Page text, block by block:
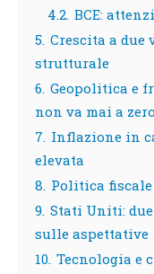
4.2. BCE:
5. Crescita a due
strutturale
6. Geopolitica e
non va mai a zero
7. Inflazione in
elevata
8. Politica fiscale
9. Stati Uniti:
sulle aspettative
10. Tecnologia e